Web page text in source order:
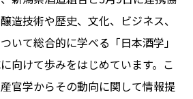
造技術や歴史、文化、ビジネス、
いて総合的に学べる「日本酒学」
向けて歩みをはじめています。こ
官学からその動向に関して情報提